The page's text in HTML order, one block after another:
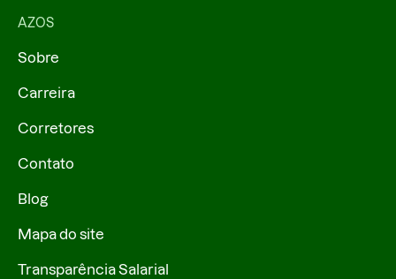
AZOS
Sobre
Carreira
Corretores
Contato
Blog
Mapa do site
Transparência Salarial